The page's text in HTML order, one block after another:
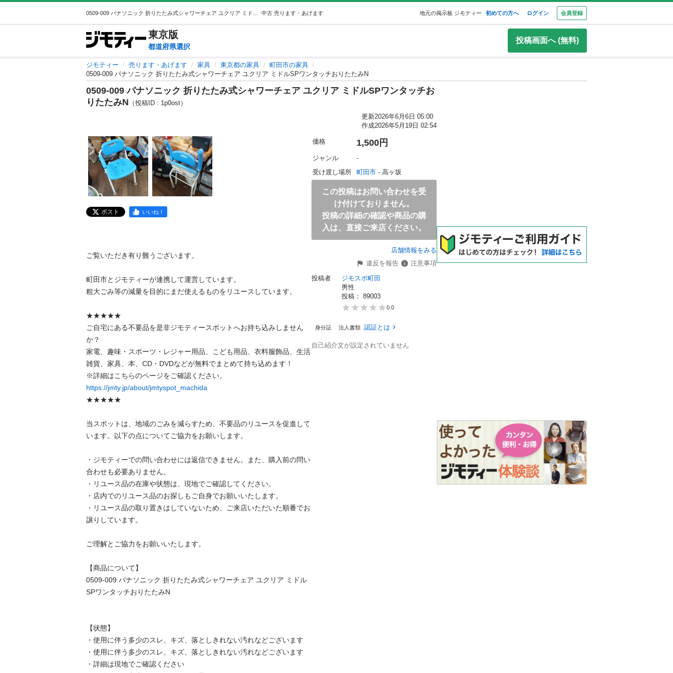
中古 売ります・あげます 地元の掲示板 ジモティー 初めての方へ ログイン 会員登録
東京版
都道府県選択
投稿画面へ (無料)
ジモティー 売ります・あげます 家具 東京都の家具
町田市の家具
0509-009 パナソニック 折りたたみ式シャワーチェア ユクリア ミドルSPワンタッチおりたたみN
0509-009 パナソニック 折りたたみ式シャワーチェア ユクリア ミドルSPワンタッチお
りたたみN （投稿ID : 1p0ost）
更新2026年6月6日 05:00
作成2026年5月19日 02:54
ポスト いいね！
ご覧いただき有り難うございます。
町田市とジモティーが連携して運営しています。
粗⼤ごみ等の減量を⽬的にまだ使えるものをリユースしています。
★★★★★
ご自宅にある不要品を是非ジモティースポットへお持ち込みしません
か？
家電、趣味・スポーツ・レジャー用品、こども用品、衣料服飾品、生活
雑貨、家具、本、CD・DVDなどが無料でまとめて持ち込めます！
https://jmty.jp/about/jmtyspot_machida
★★★★★
当スポットは、地域のごみを減らすため、不要品のリユースを促進して
います。以下の点についてご協力をお願いします。
・ジモティーでの問い合わせには返信できません。また、購入前の問い
合わせも必要ありません。
・リユース品の在庫や状態は、現地でご確認してください。
・店内でのリユース品のお探しもご自身でお願いいたします。
・リユース品の取り置きはしていないため、ご来店いただいた順番でお
譲りしています。
ご理解とご協力をお願いいたします。
【商品について】
0509-009 パナソニック 折りたたみ式シャワーチェア ユクリア ミドル
SPワンタッチおりたたみN
【状態】
・使用に伴う多少のスレ、キズ、落としきれない汚れなどございます
・使用に伴う多少のスレ、キズ、落としきれない汚れなどございます
・詳細は現地でご確認ください
価格 1,500円
ジャンル
-
受け渡し場所
町田市 - 高ヶ坂
この投稿はお問い合わせを受
け付けておりません。
投稿の詳細の確認や商品の購
入は、直接ご来店ください。
店舗情報をみる
違反を報告
注意事項
投稿者
ジモスポ町田
男性
投稿： 89003
0.0
身分証 法人書類 認証とは
自己紹介文が設定されていません